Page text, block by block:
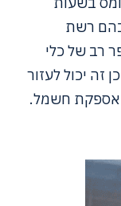
רשת
רב של כלי
זה יכול לעזור
אספקת חשמל.